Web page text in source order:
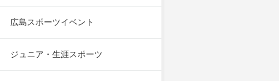
広島スポーツイベント
ジュニア・生涯スポーツ